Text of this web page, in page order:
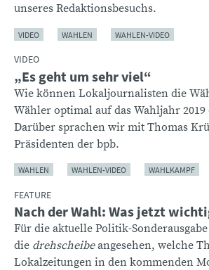
unseres Redaktionsbesuchs.
VIDEO WAHLEN WAHLEN-VIDEO
VIDEO
„Es geht um sehr viel“
Wie können Lokaljournalisten die
Wähler optimal auf das Wahljahr
Darüber sprachen wir mit Thomas
Präsidenten der bpb.
WAHLEN WAHLEN-VIDEO WAHLKAMPF
FEATURE
Nach der Wahl: Was jetzt
Für die aktuelle Politik-
die drehscheibeangesehen, welche
Lokalzeitungen in den kommenden